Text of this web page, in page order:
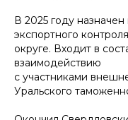
В 2025 году
экспортного
округе. Входит в
взаимодействию
с участниками
Уральского